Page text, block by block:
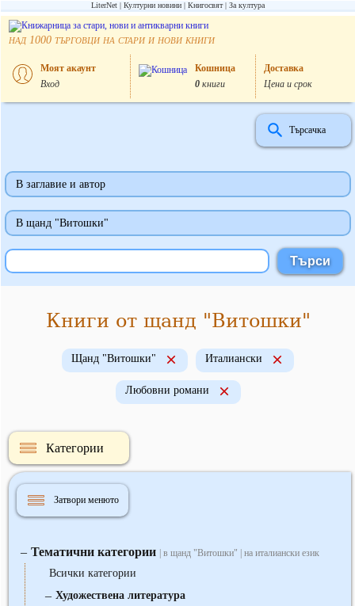
LiterNet Културни новини Книгосвят За култура
над 1000 търговци на стари и нови книги
Моят акаунт
Вход
Кошница
0книги
Доставка
Цена и срок
Търсачка
В заглавие и автор
В щанд "Витошки"
Книги от щанд "Витошки"
Щанд "Витошки" Италиански
Любовни романи
Категории
Затвори менюто
‒ Тематични категории | в щанд "Витошки" | на италиански език
Всички категории
‒ Художествена литература